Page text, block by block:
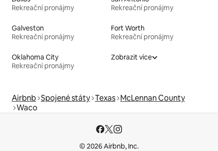
Rekreační pronájmy
Rekreační pronájmy
Galveston
Rekreační pronájmy
Fort Worth
Rekreační pronájmy
Oklahoma City
Rekreační pronájmy
Zobrazit více
Airbnb Spojené státy Texas McLennan County
Waco
© 2026 Airbnb, Inc.